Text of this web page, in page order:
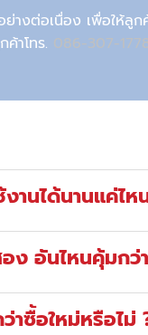
ย่างต่อเนื่อง เพื่อให้ลูก
ค้าโทร. 086-307-
านได้นานแค่ไห
ง อันไหนคุ้มกว่
ซื้อใหม่หรือไม่